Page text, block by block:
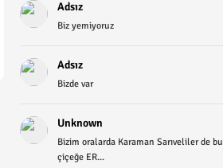
Adsız
Biz yemiyoruz
Adsız
Bizde var
Unknown
Bizim oralarda Karaman Sarıveliler de bu
çiçeğe ER...